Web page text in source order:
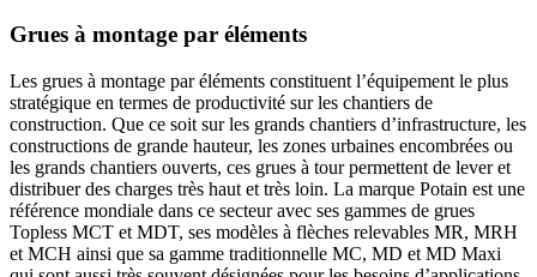
Grues à montage par éléments
Les grues à montage par éléments constituent l’équipement le plus
stratégique en termes de productivité sur les chantiers de
construction. Que ce soit sur les grands chantiers d’infrastructure, les
constructions de grande hauteur, les zones urbaines encombrées ou
les grands chantiers ouverts, ces grues à tour permettent de lever et
distribuer des charges très haut et très loin. La marque Potain est une
référence mondiale dans ce secteur avec ses gammes de grues
Topless MCT et MDT, ses modèles à flèches relevables MR, MRH
et MCH ainsi que sa gamme traditionnelle MC, MD et MD Maxi